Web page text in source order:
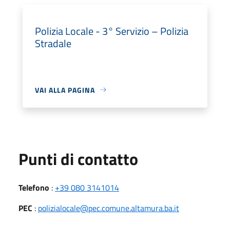
Polizia Locale - 3° Servizio – Polizia
Stradale
VAI ALLA PAGINA
Punti di contatto
Telefono : +39 080 3141014
PEC : polizialocale@pec.comune.altamura.ba.it